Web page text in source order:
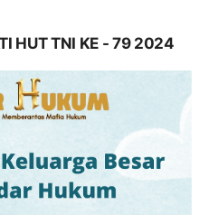
HUT TNI KE - 79 2024